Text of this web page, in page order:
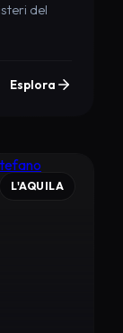
del
Esplora
L'AQUILA